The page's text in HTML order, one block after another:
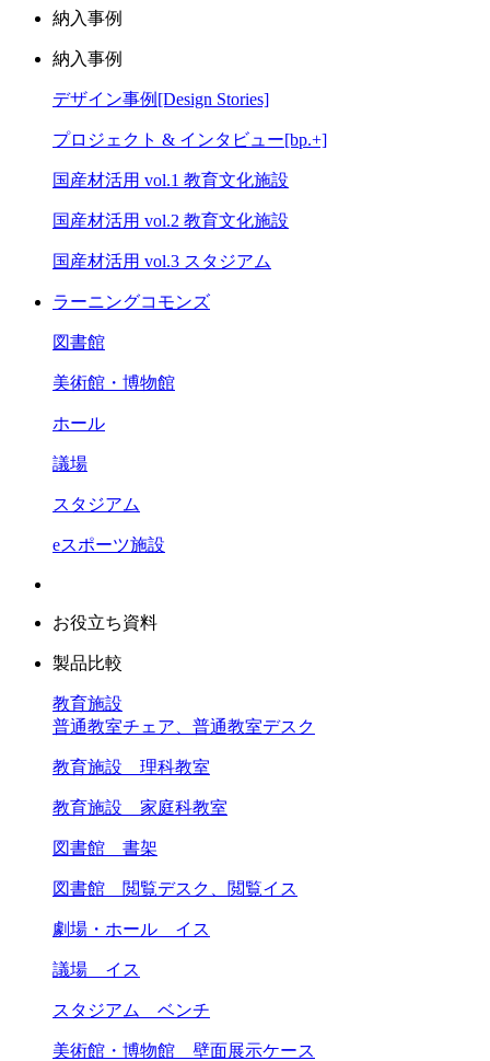
納入事例
納入事例
デザイン事例[Design Stories]
プロジェクト & インタビュー[bp.+]
国産材活用 vol.1 教育文化施設
国産材活用 vol.2 教育文化施設
国産材活用 vol.3 スタジアム
ラーニングコモンズ
図書館
美術館・博物館
ホール
議場
スタジアム
eスポーツ施設
お役立ち資料
製品比較
教育施設
普通教室チェア、普通教室デスク
教育施設 理科教室
教育施設 家庭科教室
図書館 書架
図書館 閲覧デスク、閲覧イス
劇場・ホール イス
議場 イス
スタジアム ベンチ
美術館・博物館 壁面展示ケース